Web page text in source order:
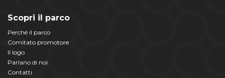
Scopri il parco
Perché il parco
Comitato promotore
Il logo
Parlano di noi
Contatti